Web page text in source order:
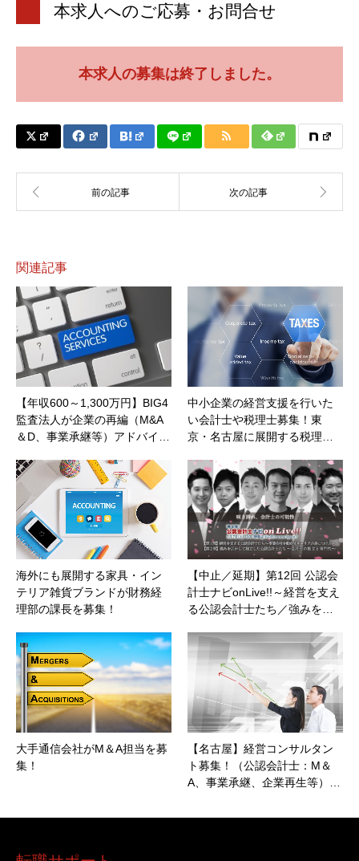
本求人へのご応募・お問合せ
本求人の募集は終了しました。
関連記事
【年収600～1,300万円】BIG4
監査法人が企業の再編（M&A
＆D、事業承継等）アドバイ…
中小企業の経営支援を行いた
い会計士や税理士募集！東
京・名古屋に展開する税理…
海外にも展開する家具・イン
テリア雑貨ブランドが財務経
理部の課長を募集！
【中止／延期】第12回 公認会
計士ナビonLive!!～経営を支え
る公認会計士たち／強みを…
大手通信会社がM＆A担当を募
集！
【名古屋】経営コンサルタン
ト募集！（公認会計士：M＆
A、事業承継、企業再生等）…